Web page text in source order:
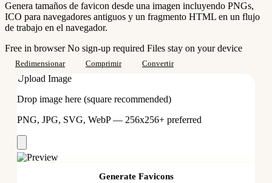
Genera tamaños de favicon desde una imagen incluyendo PNGs,
ICO para navegadores antiguos y un fragmento HTML en un flujo
de trabajo en el navegador.
Free in browserNo sign-up required Files stay on your device
Redimensionar Comprimir Convertir
Upload Image
Drop image here (square recommended)
PNG, JPG, SVG, WebP — 256x256+ preferred
Generate Favicons